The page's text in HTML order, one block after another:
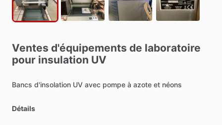
Ventes d'équipements de laboratoire
pour insulation UV
Bancs d'insolation UV avec pompe à azote et néons
Détails